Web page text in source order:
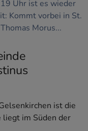
ist die
liegt im Süden der